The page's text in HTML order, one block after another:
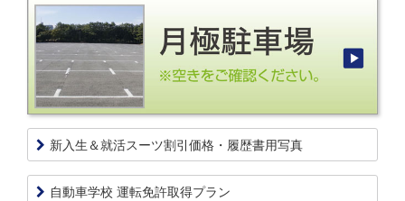
新入生＆就活スーツ割引価格・履歴書用写真
自動車学校 運転免許取得プラン